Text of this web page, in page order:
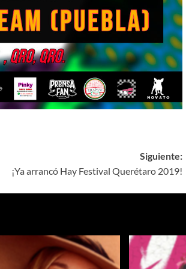
Siguiente:
¡Ya arrancó Hay Festival Querétaro 2019!